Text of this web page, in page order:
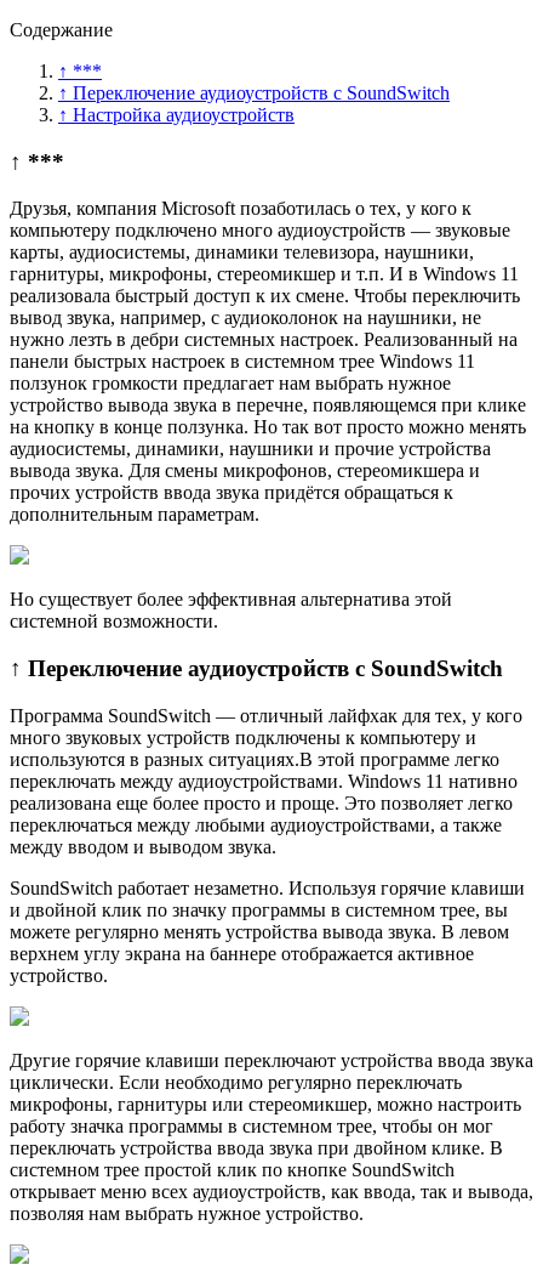
Содержание
↑ ***
↑ Переключение аудиоустройств с SoundSwitch
↑ Настройка аудиоустройств
↑ ***
Друзья, компания Microsoft позаботилась о тех, у кого к
компьютеру подключено много аудиоустройств — звуковые
карты, аудиосистемы, динамики телевизора, наушники,
гарнитуры, микрофоны, стереомикшер и т.п. И в Windows 11
реализовала быстрый доступ к их смене. Чтобы переключить
вывод звука, например, с аудиоколонок на наушники, не
нужно лезть в дебри системных настроек. Реализованный на
панели быстрых настроек в системном трее Windows 11
ползунок громкости предлагает нам выбрать нужное
устройство вывода звука в перечне, появляющемся при клике
на кнопку в конце ползунка. Но так вот просто можно менять
аудиосистемы, динамики, наушники и прочие устройства
вывода звука. Для смены микрофонов, стереомикшера и
прочих устройств ввода звука придётся обращаться к
дополнительным параметрам.
Но существует более эффективная альтернатива этой
системной возможности.
↑ Переключение аудиоустройств с SoundSwitch
Программа SoundSwitch — отличный лайфхак для тех, у кого
много звуковых устройств подключены к компьютеру и
используются в разных ситуациях.В этой программе легко
переключать между аудиоустройствами. Windows 11 нативно
реализована еще более просто и проще. Это позволяет легко
переключаться между любыми аудиоустройствами, а также
между вводом и выводом звука.
SoundSwitch работает незаметно. Используя горячие клавиши
и двойной клик по значку программы в системном трее, вы
можете регулярно менять устройства вывода звука. В левом
верхнем углу экрана на баннере отображается активное
устройство.
Другие горячие клавиши переключают устройства ввода звука
циклически. Если необходимо регулярно переключать
микрофоны, гарнитуры или стереомикшер, можно настроить
работу значка программы в системном трее, чтобы он мог
переключать устройства ввода звука при двойном клике. В
системном трее простой клик по кнопке SoundSwitch
открывает меню всех аудиоустройств, как ввода, так и вывода,
позволяя нам выбрать нужное устройство.